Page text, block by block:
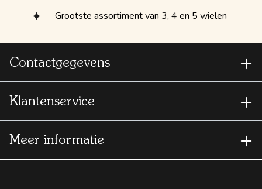
Grootste assortiment van 3, 4 en 5 wielen
Contactgegevens
Klantenservice
Meer informatie